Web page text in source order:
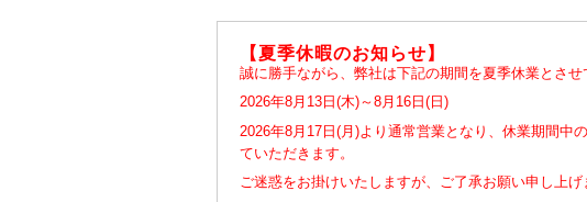
【夏季休暇のお知らせ】
誠に勝手ながら、弊社は下記の期間を夏季休業とさせ
2026年8月13日(木)～8月16日(日)
2026年8月17日(月)より通常営業となり、休業期間中
ていただきます。
ご迷惑をお掛けいたしますが、ご了承お願い申し上げ